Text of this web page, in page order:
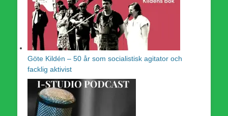
Göte Kildén – 50 år som socialistisk agitator och
facklig aktivist